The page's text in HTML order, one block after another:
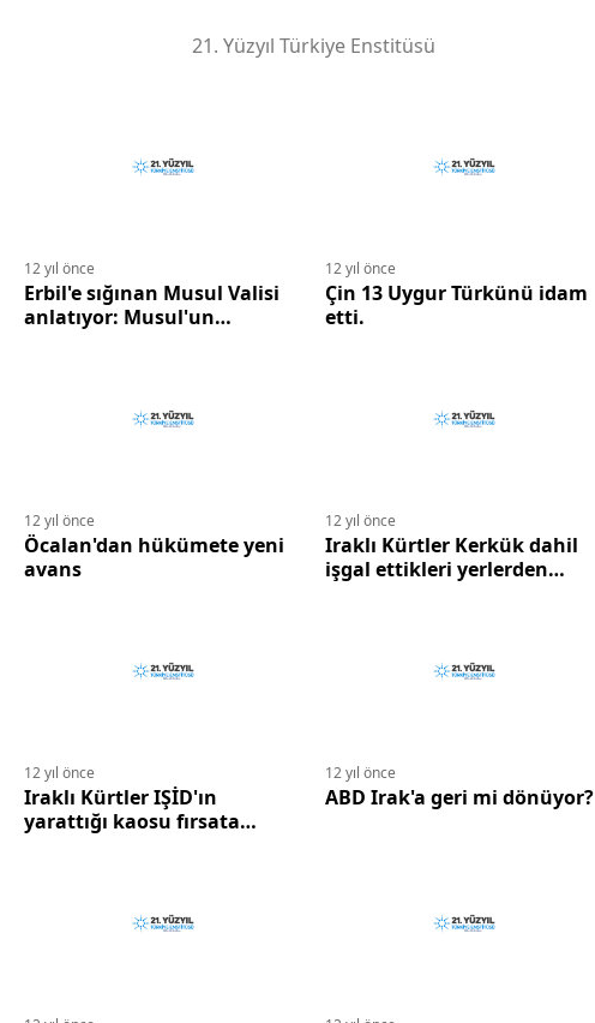
21. Yüzyıl Türkiye Enstitüsü
12 yıl önce
Erbil'e sığınan Musul Valisi
anlatıyor: Musul'un
12 yıl önce
Çin 13 Uygur Türkünü idam
etti.
12 yıl önce
Öcalan'dan hükümete yeni
avans
12 yıl önce
Iraklı Kürtler Kerkük dahil
işgal ettikleri yerlerden
12 yıl önce
Iraklı Kürtler IŞİD'ın
yarattığı kaosu fırsata
12 yıl önce
ABD Irak'a geri mi dönüyor?